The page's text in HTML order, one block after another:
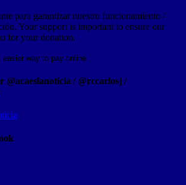
para garantizar nuestro funcionamiento /
Your support is important to ensure our
for your donation.
@acaeslanoticia / @rccarlosj /